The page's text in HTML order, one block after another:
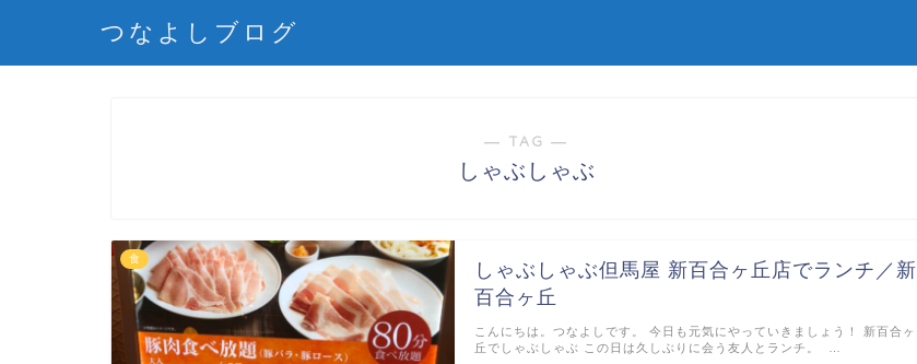
つなよしブログ
― TAG ―
しゃぶしゃぶ
食
しゃぶしゃぶ但馬屋 新百合ヶ丘店でランチ／新
百合ヶ丘
こんにちは。つなよしです。 今日も元気にやっていきましょう！ 新百合ヶ
丘でしゃぶしゃぶ この日は久しぶりに会う友人とランチ。 …